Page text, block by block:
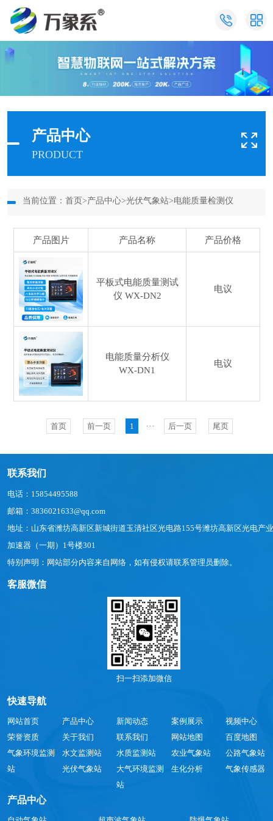
产品中心
PRODUCT
当前位置： 首页 >产品中心>光伏气象站>电能质量检测仪
产品图片 产品名称 产品价格
平板式电能质量测试
仪 WX-DN2
电议
电能质量分析仪
WX-DN1
电议
首页 前一页 1 ··· 后一页 尾页
联系我们
电话：15854495588
邮箱：3836021633@qq.com
地址：山东省潍坊高新区新城街道玉清社区光电路155号潍坊高新区光电产业
加速器（一期）1号楼301
特别声明：网站部分内容来自网络，如有侵权请联系管理员删除。
客服微信
扫一扫添加微信
快速导航
网站首页 产品中心 新闻动态 案例展示
视频中心
荣誉资质
关于我们 联系我们 网站地图
百度地图
气象环境监测
站
水文监测站 水质监测站 农业气象站
公路气象站
光伏气象站
大气环境监测
站
生化分析 气象传感器
产品中心